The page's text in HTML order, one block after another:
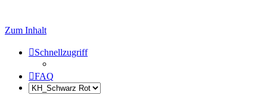
Zum Inhalt
Schnellzugriff
FAQ